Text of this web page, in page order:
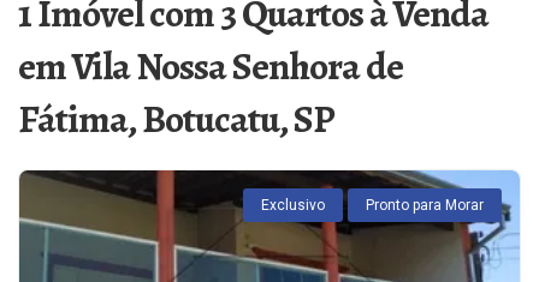
1 Imóvel com 3 Quartos à Venda
em Vila Nossa Senhora de
Fátima, Botucatu, SP
Exclusivo Pronto para Morar